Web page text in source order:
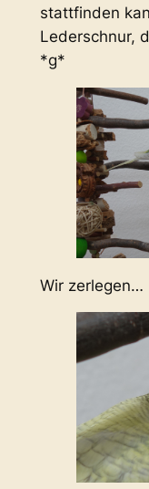
stattfinden
Lederschnur,
*g*
Wir zerlegen…